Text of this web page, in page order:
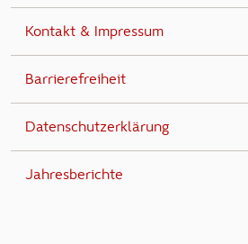
Kontakt & Impressum
Barrierefreiheit
Datenschutzerklärung
Jahresberichte